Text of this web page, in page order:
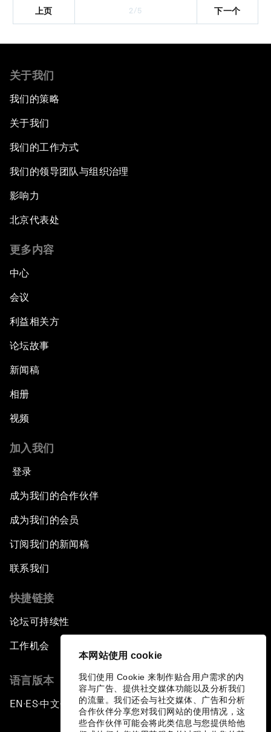
本网站使用 cookie
我们使用 Cookie 来制作贴合用户需求的内
容与广告、提供社交媒体功能以及分析我们
的流量。我们还会与社交媒体、广告和分析
合作伙伴分享您对我们网站的使用情况，这
些合作伙伴可能会将此类信息与您提供给他
上页 2/5 下一个
关于我们
我们的策略
关于我们
我们的工作方式
我们的领导团队与组织治理
影响力
北京代表处
更多内容
中心
会议
利益相关方
论坛故事
新闻稿
相册
视频
加入我们
登录
成为我们的合作伙伴
成为我们的会员
订阅我们的新闻稿
联系我们
快捷链接
论坛可持续性
工作机会
语言版本
EN ▪ ES▪中文▪ 日本語